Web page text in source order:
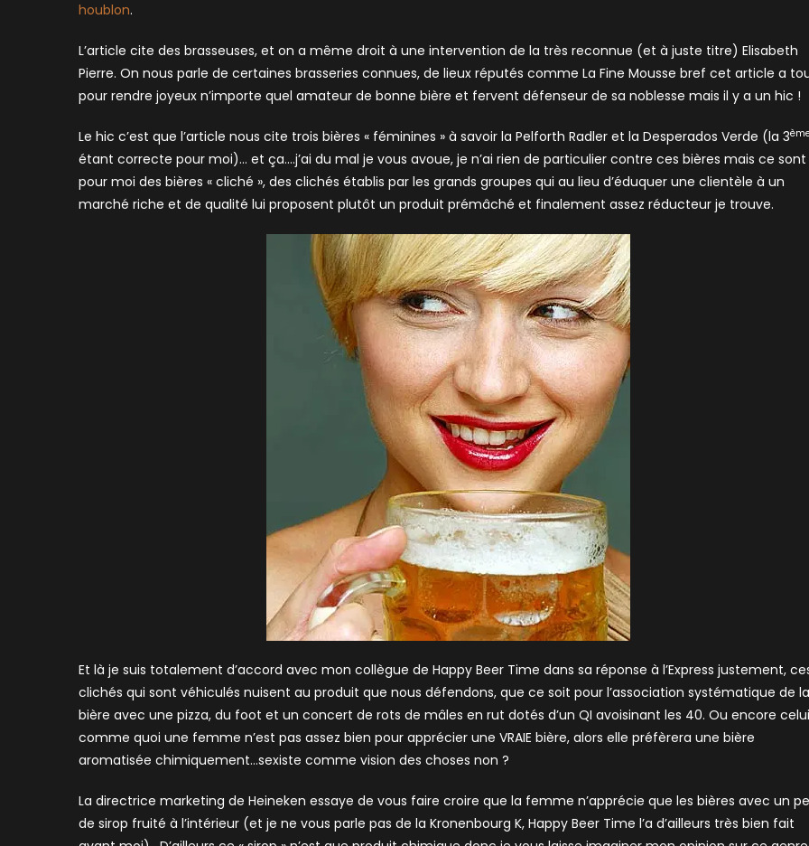
houblon.
L’article cite des brasseuses, et on a même droit à une intervention de la très reconnue (et à juste titre) Elisabeth
Pierre. On nous parle de certaines brasseries connues, de lieux réputés comme La Fine Mousse bref cet article a
pour rendre joyeux n’importe quel amateur de bonne bière et fervent défenseur de sa noblesse mais il y a un hic !
Le hic c’est que l’article nous cite trois bières « féminines » à savoir la Pelforth Radler et la Desperados Verde (la 3
étant correcte pour moi)… et ça….j’ai du mal je vous avoue, je n’ai rien de particulier contre ces bières mais ce sont
pour moi des bières « cliché », des clichés établis par les grands groupes qui au lieu d’éduquer une clientèle à un
marché riche et de qualité lui proposent plutôt un produit prémâché et finalement assez réducteur je trouve.
Et là je suis totalement d’accord avec mon collègue de Happy Beer Time dans sa réponse à l’Express justement,
clichés qui sont véhiculés nuisent au produit que nous défendons, que ce soit pour l’association systématique de la
bière avec une pizza, du foot et un concert de rots de mâles en rut dotés d’un QI avoisinant les 40. Ou encore celui
comme quoi une femme n’est pas assez bien pour apprécier une VRAIE bière, alors elle préfèrera une bière
aromatisée chimiquement…sexiste comme vision des choses non ?
La directrice marketing de Heineken essaye de vous faire croire que la femme n’apprécie que les bières avec un
de sirop fruité à l’intérieur (et je ne vous parle pas de la Kronenbourg K, Happy Beer Time l’a d’ailleurs très bien fait